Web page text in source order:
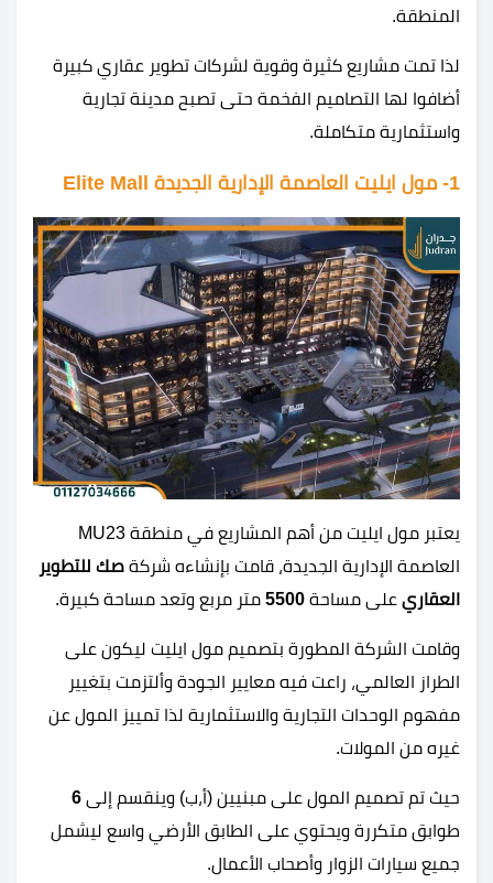
المنطقة.
لذا تمت مشاريع كثيرة وقوية لشركات تطوير عقاري كبيرة
أضافوا لها التصاميم الفخمة حتى تصبح مدينة تجارية
واستثمارية متكاملة.
1- مول ايليت العاصمة الإدارية الجديدة Elite Mall
يعتبر مول ايليت من أهم المشاريع في منطقة MU23
العاصمة الإدارية الجديدة، قامت بإنشاءه شركة صك للتطوير
العقاري على مساحة 5500 متر مربع وتعد مساحة كبيرة.
وقامت الشركة المطورة بتصميم مول ايليت ليكون على
الطراز العالمي، راعت فيه معايير الجودة وألتزمت بتغيير
مفهوم الوحدات التجارية والاستثمارية لذا تمييز المول عن
غيره من المولات.
حيث تم تصميم المول على مبنيين (أ،ب) وينقسم إلى 6
طوابق متكررة ويحتوي على الطابق الأرضي واسع ليشمل
جميع سيارات الزوار وأصحاب الأعمال.